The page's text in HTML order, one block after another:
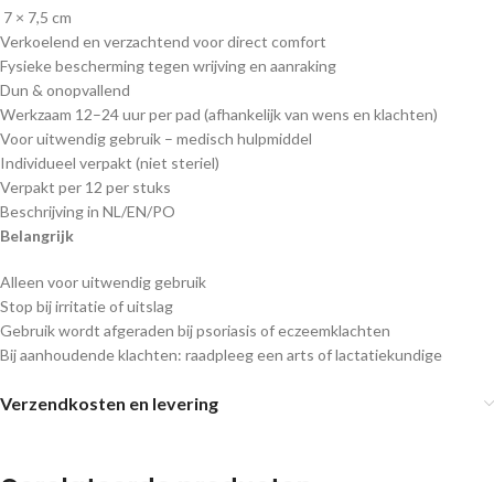
7 × 7,5 cm
Verkoelend en verzachtend voor direct comfort
Fysieke bescherming tegen wrijving en aanraking
Dun & onopvallend
Werkzaam 12–24 uur per pad (afhankelijk van wens en klachten)
Voor uitwendig gebruik – medisch hulpmiddel
Individueel verpakt (niet steriel)
Verpakt per 12 per stuks
Beschrijving in NL/EN/PO
Belangrijk
Alleen voor uitwendig gebruik
Stop bij irritatie of uitslag
Gebruik wordt afgeraden bij psoriasis of eczeemklachten
Bij aanhoudende klachten: raadpleeg een arts of lactatiekundige
Verzendkosten en levering